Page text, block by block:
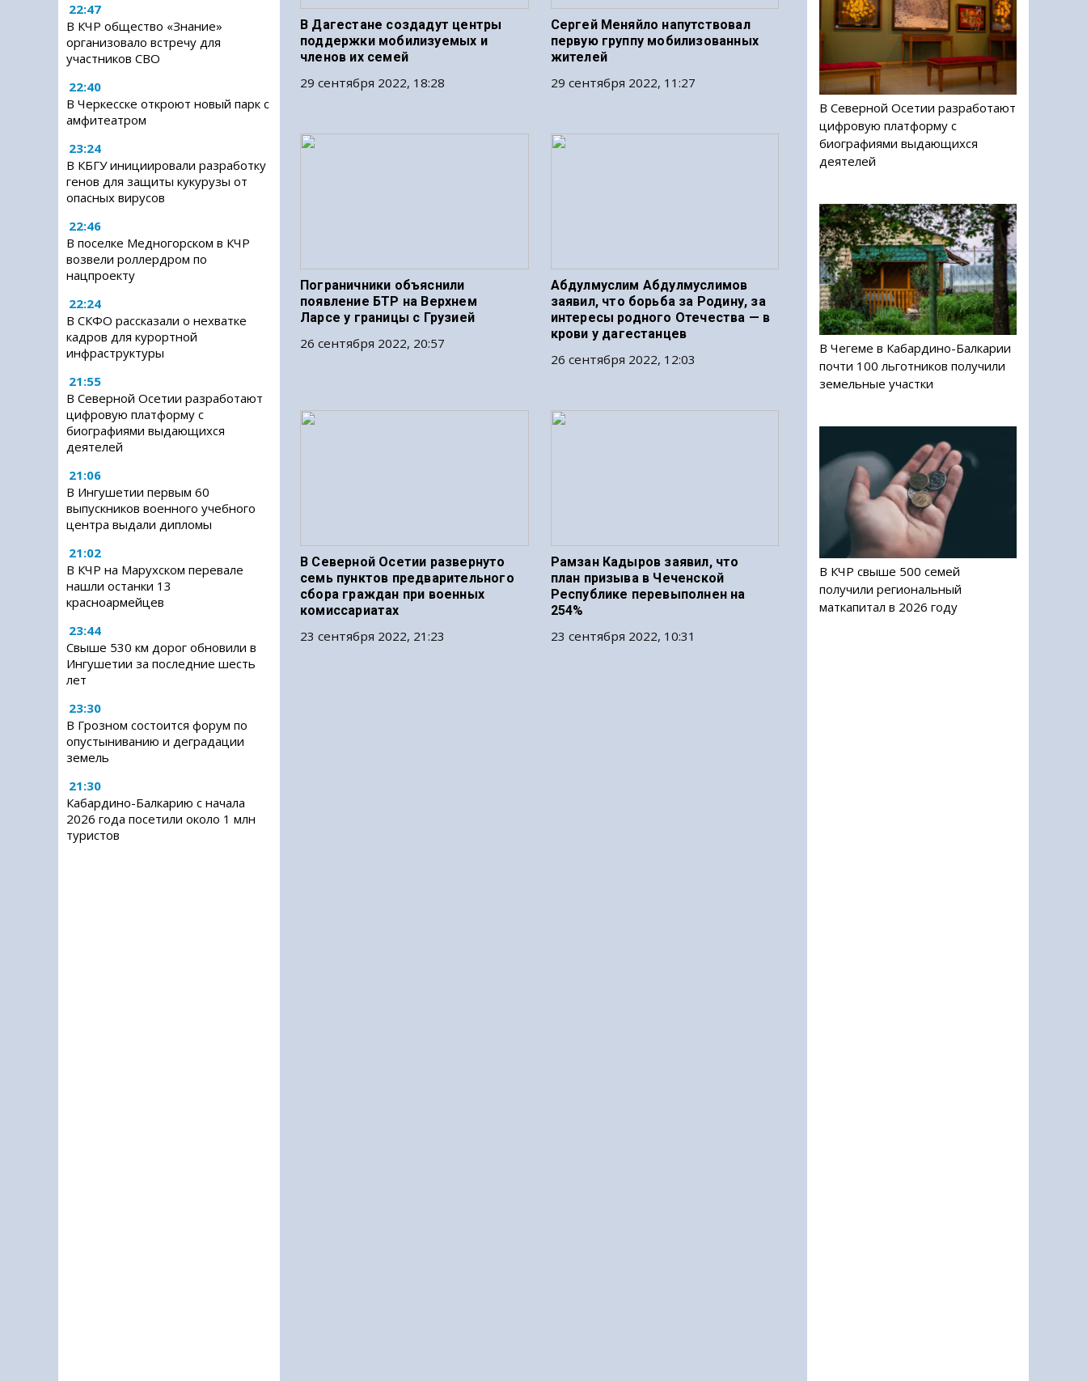
22:47
В КЧР общество «Знание»
организовало встречу для
участников СВО
22:40
В Черкесске откроют новый парк с
амфитеатром
23:24
В КБГУ инициировали разработку
генов для защиты кукурузы от
опасных вирусов
22:46
В поселке Медногорском в КЧР
возвели роллердром по
нацпроекту
22:24
В СКФО рассказали о нехватке
кадров для курортной
инфраструктуры
21:55
В Северной Осетии разработают
цифровую платформу с
биографиями выдающихся
деятелей
21:06
В Ингушетии первым 60
выпускников военного учебного
центра выдали дипломы
21:02
В КЧР на Марухском перевале
нашли останки 13
красноармейцев
23:44
Свыше 530 км дорог обновили в
Ингушетии за последние шесть
лет
23:30
В Грозном состоится форум по
опустыниванию и деградации
земель
21:30
Кабардино-Балкарию с начала
2026 года посетили около 1 млн
туристов
В Дагестане создадут центры
поддержки мобилизуемых и
членов их семей
29 сентября 2022, 18:28
Сергей Меняйло напутствовал
первую группу мобилизованных
жителей
29 сентября 2022, 11:27
Пограничники объяснили
появление БТР на Верхнем
Ларсе у границы с Грузией
26 сентября 2022, 20:57
Абдулмуслим Абдулмуслимов
заявил, что борьба за Родину, за
интересы родного Отечества — в
крови у дагестанцев
26 сентября 2022, 12:03
В Северной Осетии развернуто
семь пунктов предварительного
сбора граждан при военных
комиссариатах
23 сентября 2022, 21:23
Рамзан Кадыров заявил, что
план призыва в Чеченской
Республике перевыполнен на
254%
23 сентября 2022, 10:31
В Северной Осетии разработают
цифровую платформу с
биографиями выдающихся
деятелей
В Чегеме в Кабардино-Балкарии
почти 100 льготников получили
земельные участки
В КЧР свыше 500 семей
получили региональный
маткапитал в 2026 году